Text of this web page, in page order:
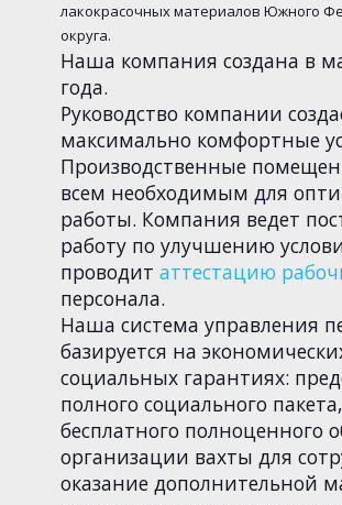
лакокрасочных материалов Южного
округа.
Наша компания создана в
года.
Руководство компании
максимально комфортные
Производственные
всем необходимым для
работы. Компания ведет
работу по улучшению
проводит аттестацию
персонала.
Наша система управления
базируется на
социальных гарантиях:
полного социального пакета,
бесплатного полноценного
организации вахты для
оказание дополнительной